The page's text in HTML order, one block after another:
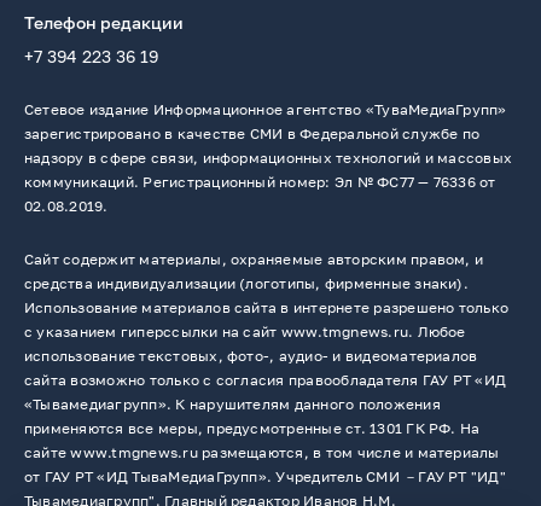
Телефон редакции
+7 394 223 36 19
Сетевое издание Информационное агентство «ТуваМедиаГрупп»
зарегистрировано в качестве СМИ в Федеральной службе по
надзору в сфере связи, информационных технологий и массовых
коммуникаций. Регистрационный номер: Эл № ФС77 — 76336 от
02.08.2019.
Сайт содержит материалы, охраняемые авторским правом, и
средства индивидуализации (логотипы, фирменные знаки).
Использование материалов сайта в интернете разрешено только
с указанием гиперссылки на сайт www.tmgnews.ru. Любое
использование текстовых, фото-, аудио- и видеоматериалов
сайта возможно только с согласия правообладателя ГАУ РТ «ИД
«Тывамедиагрупп». К нарушителям данного положения
применяются все меры, предусмотренные ст. 1301 ГК РФ. На
сайте www.tmgnews.ru размещаются, в том числе и материалы
от ГАУ РТ «ИД ТываМедиаГрупп». Учредитель СМИ －ГАУ РТ "ИД"
Тывамедиагрупп". Главный редактор Иванов Н.М.